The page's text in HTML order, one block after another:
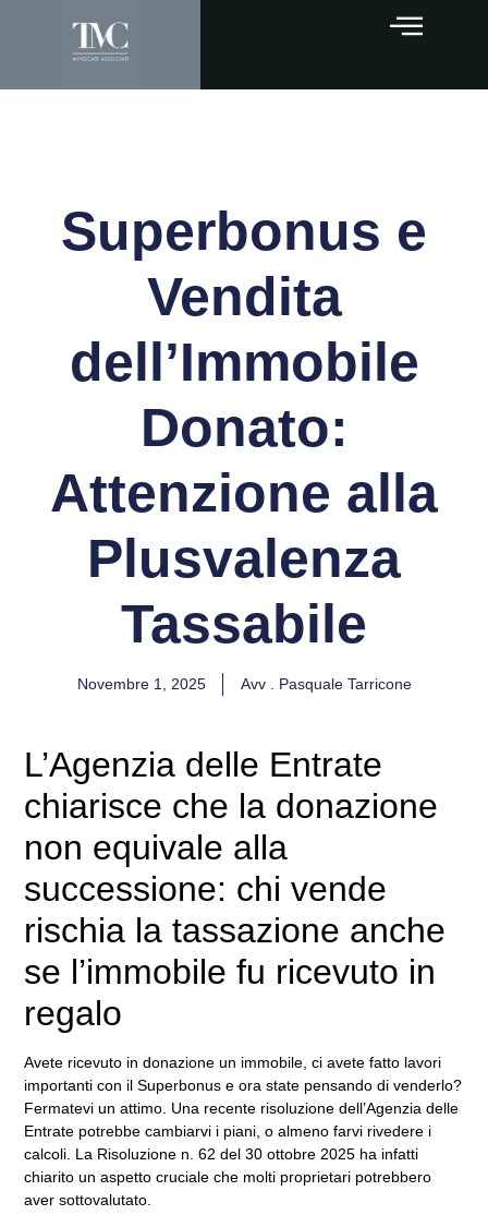
Superbonus e
Vendita
dell’Immobile
Donato:
Attenzione alla
Plusvalenza
Tassabile
Novembre 1, 2025 Avv . Pasquale Tarricone
L’Agenzia delle Entrate
chiarisce che la donazione
non equivale alla
successione: chi vende
rischia la tassazione anche
se l’immobile fu ricevuto in
regalo
Avete ricevuto in donazione un immobile, ci avete fatto lavori
importanti con il Superbonus e ora state pensando di venderlo?
Fermatevi un attimo. Una recente risoluzione dell’Agenzia delle
Entrate potrebbe cambiarvi i piani, o almeno farvi rivedere i
calcoli. La Risoluzione n. 62 del 30 ottobre 2025 ha infatti
chiarito un aspetto cruciale che molti proprietari potrebbero
aver sottovalutato.